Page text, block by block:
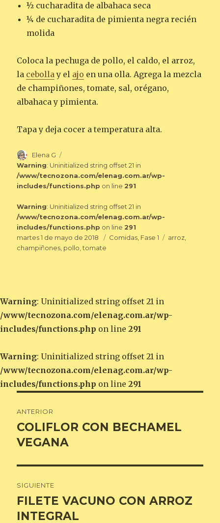
½ cucharadita de albahaca seca
¼ de cucharadita de pimienta negra recién
molida
Coloca la pechuga de pollo, el caldo, el arroz,
la cebollay el ajo en una olla. Agrega la mezcla
de champiñones, tomate, sal, orégano,
albahaca y pimienta.
Tapa y deja cocer a temperatura alta.
Autor
Elena G
Warning: Uninitialized string offset 21 in
/www/tecnozona.com/elenag.com.ar/wp-
includes/functions.php on line 291
Warning: Uninitialized string offset 21 in
/www/tecnozona.com/elenag.com.ar/wp-
includes/functions.php on line 291
Publicado
el
martes 1 de mayo de 2018 Categorías
Comidas, Fase 1 Etiquetas
arroz,
champiñones, pollo,tomate
Warning: Uninitialized string offset 21 in
/www/tecnozona.com/elenag.com.ar/wp-
includes/functions.php on line 291
Warning: Uninitialized string offset 21 in
/www/tecnozona.com/elenag.com.ar/wp-
includes/functions.php on line 291
de
entradas
ANTERIOR
Entrada
anterior:
COLIFLOR CON BECHAMEL
VEGANA
SIGUIENTE
Entrada
siguiente:
FILETE VACUNO CON ARROZ
INTEGRAL